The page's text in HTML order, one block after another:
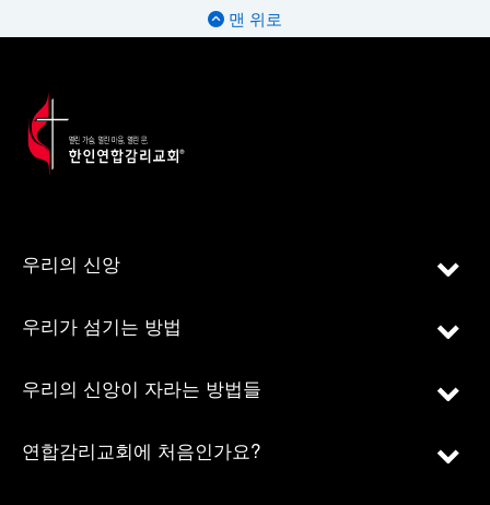
맨 위로
우리의 신앙
우리가 섬기는 방법
우리의 신앙이 자라는 방법들
연합감리교회에 처음인가요?